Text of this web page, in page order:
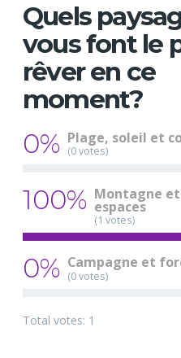
Quels
vous font le
rêver en ce
moment?
0% Plage, soleil et
(0 votes)
100% Montagne
espaces
(1 votes)
0% Campagne et
(0 votes)
Total votes: 1